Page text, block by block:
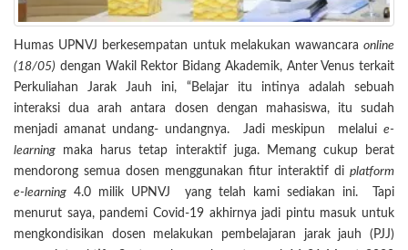
Humas UPNVJ berkesempatan untuk melakukan wawancara online
(18/05) dengan Wakil Rektor Bidang Akademik, Anter Venus terkait
Perkuliahan Jarak Jauh ini, “Belajar itu intinya adalah sebuah
interaksi dua arah antara dosen dengan mahasiswa, itu sudah
menjadi amanat undang- undangnya. Jadi meskipun melalui e-
learning maka harus tetap interaktif juga. Memang cukup berat
mendorong semua dosen menggunakan fitur interaktif di platform
e-learning 4.0 milik UPNVJ yang telah kami sediakan ini. Tapi
menurut saya, pandemi Covid-19 akhirnya jadi pintu masuk untuk
mengkondisikan dosen melakukan pembelajaran jarak jauh (PJJ)